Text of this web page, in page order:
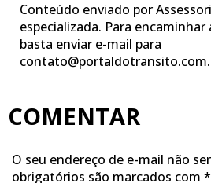
Conteúdo enviado por
especializada. Para encaminhar
basta enviar e-mail para
COMENTAR
O seu endereço de e-mail não
obrigatórios são marcados com *